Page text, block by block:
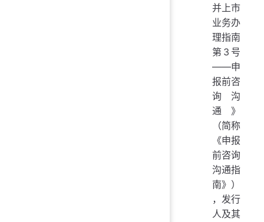
并上市
业务办
理指南
第3号
——申
报前咨
询沟
通》
（简称
《申报
前咨询
沟通指
南》）
，发行
人及其